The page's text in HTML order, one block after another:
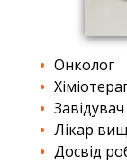
Онколог
Лікар
Досвід